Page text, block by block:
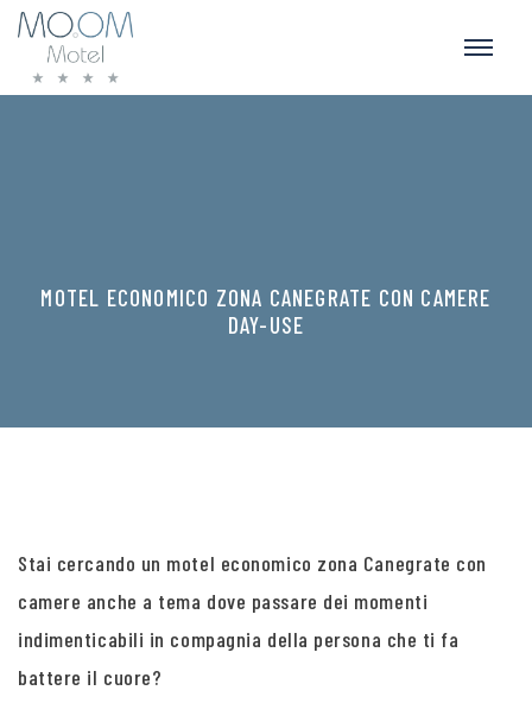
MOTEL ECONOMICO ZONA CANEGRATE CON CAMERE
DAY-USE
Stai cercando un motel economico zona Canegrate con
camere anche a tema dove passare dei momenti
indimenticabili in compagnia della persona che ti fa
battere il cuore?